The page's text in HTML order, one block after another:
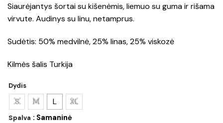
Siaurėjantys šortai su kišenėmis, liemuo su guma ir rišama
virvute. Audinys su linu, netamprus.
Sudėtis: 50% medvilnė, 25% linas, 25% viskozė
Kilmės šalis Turkija
Dydis
S M L XL
Spalva : Samaninė